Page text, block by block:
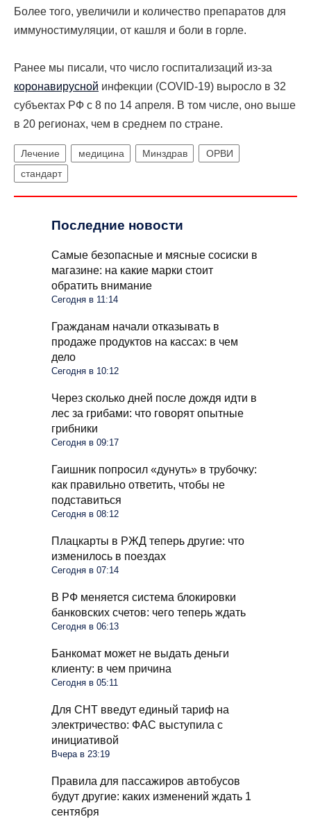
Более того, увеличили и количество препаратов для
иммуностимуляции, от кашля и боли в горле.
Ранее мы писали, что число госпитализаций из-за
коронавирусной инфекции (COVID-19) выросло в 32
субъектах РФ с 8 по 14 апреля. В том числе, оно выше
в 20 регионах, чем в среднем по стране.
Лечение медицина Минздрав
ОРВИ
стандарт
Последние новости
Самые безопасные и мясные сосиски в
магазине: на какие марки стоит
обратить внимание
Сегодня в 11:14
Гражданам начали отказывать в
продаже продуктов на кассах: в чем
дело
Сегодня в 10:12
Через сколько дней после дождя идти в
лес за грибами: что говорят опытные
грибники
Сегодня в 09:17
Гаишник попросил «дунуть» в трубочку:
как правильно ответить, чтобы не
подставиться
Сегодня в 08:12
Плацкарты в РЖД теперь другие: что
изменилось в поездах
Сегодня в 07:14
В РФ меняется система блокировки
банковских счетов: чего теперь ждать
Сегодня в 06:13
Банкомат может не выдать деньги
клиенту: в чем причина
Сегодня в 05:11
Для СНТ введут единый тариф на
электричество: ФАС выступила с
инициативой
Вчера в 23:19
Правила для пассажиров автобусов
будут другие: каких изменений ждать 1
сентября